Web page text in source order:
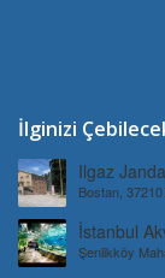
İlginizi
Ilgaz
Bostan,
İstanbul
Şenlikköy